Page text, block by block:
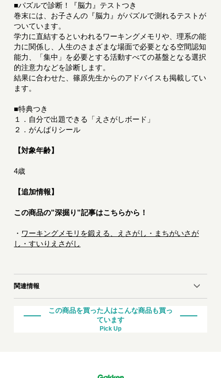
■パズルで診断！『脳力』テストつき
巻末には、お子さんの『脳力』がパズルで測れるテストが
ついています。
学力に直結するといわれるワーキングメモリや、理系の能
力に関係し、人生のさまざまな場面で必要となる空間認知
能力、「集中」を必要とする活動すべての基盤となる選択
的注意力などを診断します。
結果に合わせた、篠原先生からのアドバイスも掲載してい
ます。
■特典つき
１．自分で出題できる「えさがしボード」
２．がんばりシール
【対象年齢】
4歳
【追加情報】
この商品の”深掘り”記事はこちらから！
・ ワーキングメモリを鍛える、えさがし・まちがいさが
し・すいりえさがし
関連情報
この商品を買った人はこんな商品も買っ
ています
Pick Up